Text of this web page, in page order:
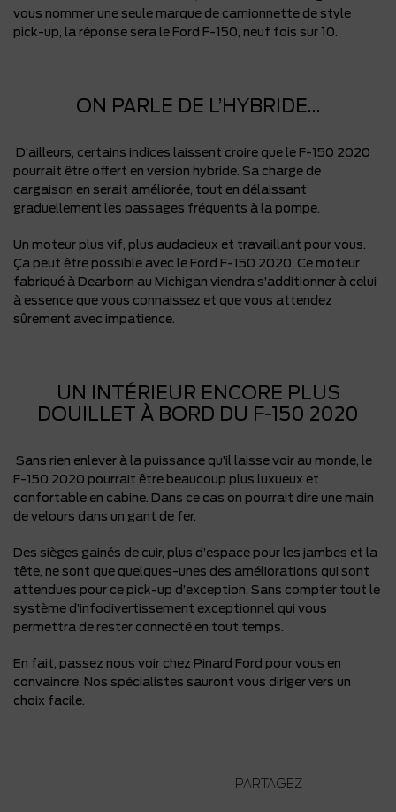
vous nommer une seule marque de camionnette de style
pick-up, la réponse sera le Ford F-150, neuf fois sur 10.
ON PARLE DE L’HYBRIDE…
D’ailleurs, certains indices laissent croire que le F-150 2020
pourrait être offert en version hybride. Sa charge de
cargaison en serait améliorée, tout en délaissant
graduellement les passages fréquents à la pompe.
Un moteur plus vif, plus audacieux et travaillant pour vous.
Ça peut être possible avec le Ford F-150 2020. Ce moteur
fabriqué à Dearborn au Michigan viendra s’additionner à celui
à essence que vous connaissez et que vous attendez
sûrement avec impatience.
UN INTÉRIEUR ENCORE PLUS
DOUILLET À BORD DU F-150 2020
Sans rien enlever à la puissance qu’il laisse voir au monde, le
F-150 2020 pourrait être beaucoup plus luxueux et
confortable en cabine. Dans ce cas on pourrait dire une main
de velours dans un gant de fer.
Des sièges gainés de cuir, plus d’espace pour les jambes et la
tête, ne sont que quelques-unes des améliorations qui sont
attendues pour ce pick-up d’exception. Sans compter tout le
système d’infodivertissement exceptionnel qui vous
permettra de rester connecté en tout temps.
En fait, passez nous voir chez Pinard Ford pour vous en
convaincre. Nos spécialistes sauront vous diriger vers un
choix facile.
PARTAGEZ